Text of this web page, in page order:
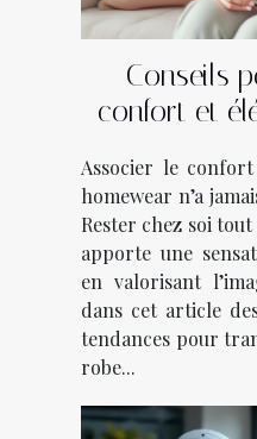
Conseils
confort et
Associer le
homewear n’a
Rester chez soi
apporte une
en valorisant
dans cet article
tendances pour
robe...